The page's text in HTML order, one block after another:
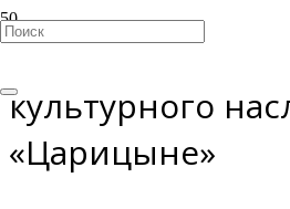
культурного
«Царицыне»